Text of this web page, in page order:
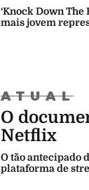
‘Knock Down
mais jovem
ATUAL
O
Netflix
O tão antecipado
plataforma de